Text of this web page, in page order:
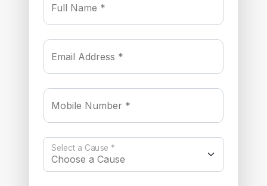
Full Name *
Email Address *
Mobile Number *
Select a Cause *